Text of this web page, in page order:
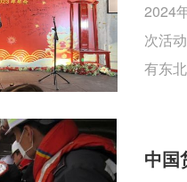
2024
次活
有东
中国